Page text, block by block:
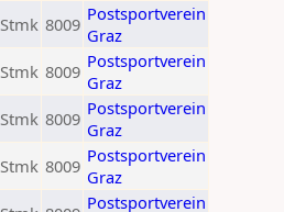
Stmk 8009 Postsportverein
Graz
Stmk 8009 Postsportverein
Graz
Stmk 8009 Postsportverein
Graz
Stmk 8009 Postsportverein
Graz
Postsportverein